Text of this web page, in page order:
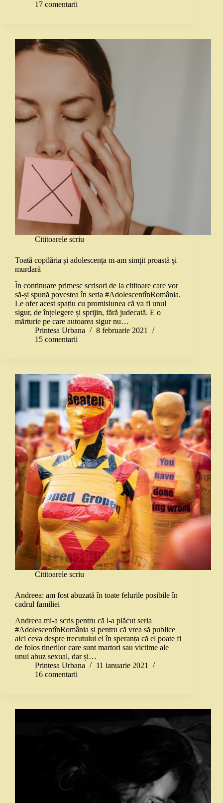
17 comentarii
Cititoarele scriu
Toată copilăria și adolescența m-am simțit proastă și
murdară
În continuare primesc scrisori de la cititoare care vor
să-și spună povestea în seria #AdolescentînRomânia.
Le ofer acest spațiu cu promisiunea că va fi unul
sigur, de înțelegere și sprijin, fără judecată. E o
mărturie pe care autoarea sigur nu…
Printesa Urbana
8 februarie 2021
15 comentarii
Cititoarele scriu
Andreea: am fost abuzată în toate felurile posibile în
cadrul familiei
Andreea mi-a scris pentru că i-a plăcut seria
#AdolescentînRomânia și pentru că vrea să publice
aici ceva despre trecutului ei în speranța că el poate fi
de folos tinerilor care sunt martori sau victime ale
unui abuz sexual, dar și…
Printesa Urbana
11 ianuarie 2021
16 comentarii